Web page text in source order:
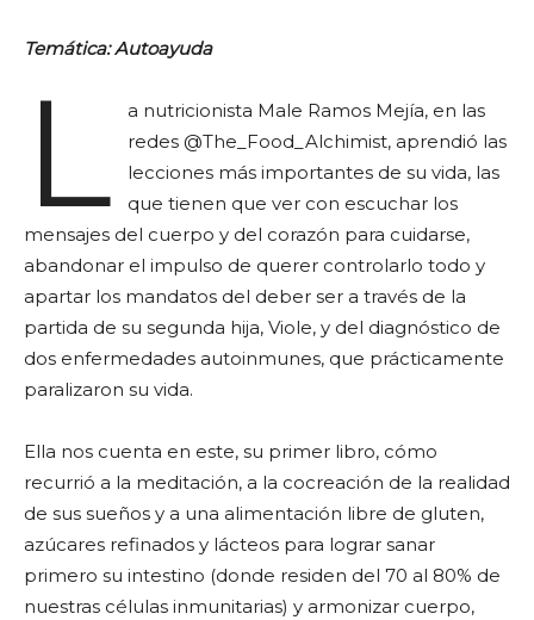
Temática: Autoayuda
L
a nutricionista Male Ramos Mejía, en las
redes @The_Food_Alchimist, aprendió las
lecciones más importantes de su vida, las
que tienen que ver con escuchar los
mensajes del cuerpo y del corazón para cuidarse,
abandonar el impulso de querer controlarlo todo y
apartar los mandatos del deber ser a través de la
partida de su segunda hija, Viole, y del diagnóstico de
dos enfermedades autoinmunes, que prácticamente
paralizaron su vida.
Ella nos cuenta en este, su primer libro, cómo
recurrió a la meditación, a la cocreación de la realidad
de sus sueños y a una alimentación libre de gluten,
azúcares refinados y lácteos para lograr sanar
primero su intestino (donde residen del 70 al 80% de
nuestras células inmunitarias) y armonizar cuerpo,